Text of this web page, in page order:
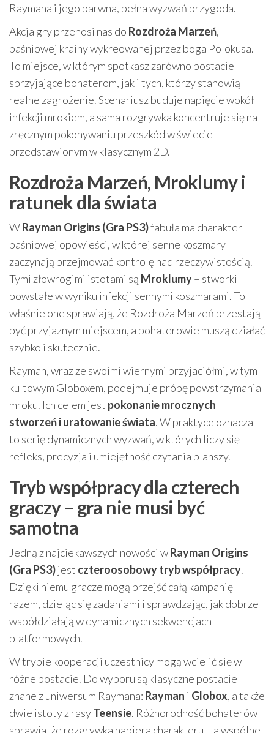
Raymana i jego barwna, pełna wyzwań przygoda.
Akcja gry przenosi nas do Rozdroża Marzeń,
baśniowej krainy wykreowanej przez boga Polokusa.
To miejsce, w którym spotkasz zarówno postacie
sprzyjające bohaterom, jak i tych, którzy stanowią
realne zagrożenie. Scenariusz buduje napięcie wokół
infekcji mrokiem, a sama rozgrywka koncentruje się na
zręcznym pokonywaniu przeszkód w świecie
przedstawionym w klasycznym 2D.
Rozdroża Marzeń, Mroklumy i
ratunek dla świata
WRayman Origins (Gra PS3)fabuła ma charakter
baśniowej opowieści, w której senne koszmary
zaczynają przejmować kontrolę nad rzeczywistością.
Tymi złowrogimi istotami są Mroklumy– stworki
powstałe w wyniku infekcji sennymi koszmarami. To
właśnie one sprawiają, że Rozdroża Marzeń przestają
być przyjaznym miejscem, a bohaterowie muszą działać
szybko i skutecznie.
Rayman, wraz ze swoimi wiernymi przyjaciółmi, w tym
kultowym Globoxem, podejmuje próbę powstrzymania
mroku. Ich celem jest pokonanie mrocznych
stworzeń i uratowanie świata. W praktyce oznacza
to serię dynamicznych wyzwań, w których liczy się
refleks, precyzja i umiejętność czytania planszy.
Tryb współpracy dla czterech
graczy – gra nie musi być
samotna
Jedną z najciekawszych nowości wRayman Origins
(Gra PS3)jest czteroosobowy tryb współpracy.
Dzięki niemu gracze mogą przejść całą kampanię
razem, dzieląc się zadaniami i sprawdzając, jak dobrze
współdziałają w dynamicznych sekwencjach
platformowych.
W trybie kooperacji uczestnicy mogą wcielić się w
różne postacie. Do wyboru są klasyczne postacie
znane z uniwersum Raymana: Rayman i Globox, a także
dwie istoty z rasyTeensie. Różnorodność bohaterów
sprawia, że rozgrywka nabiera charakteru – a wspólne